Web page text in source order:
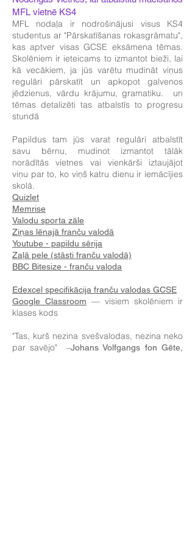
MFL vietnē KS4
MFL nodaļa ir nodrošinājusi visus KS4
studentus ar "Pārskatīšanas rokasgrāmatu",
kas aptver visas GCSE eksāmena tēmas.
Skolēniem ir ieteicams to izmantot bieži, lai
kā vecākiem, ja jūs varētu mudināt viņus
regulāri pārskatīt un apkopot galvenos
jēdzienus, vārdu krājumu, gramatiku. un
tēmas detalizēti tas atbalstīs to progresu
stundā
Papildus tam jūs varat regulāri atbalstīt
savu bērnu, mudinot izmantot tālāk
norādītās vietnes vai vienkārši iztaujājot
viņu par to, ko viņš katru dienu ir iemācījies
skolā.
Quizlet
Memrise
Valodu sporta zāle
Ziņas lēnajā franču valodā
Youtube - papildu sērija
Zaļā pele (stāsti franču valodā)
BBC Bitesize - franču valoda
Edexcel specifikācija franču valodas GCSE
Google Classroom — visiem skolēniem ir
klases kods
"Tas, kurš nezina svešvalodas, nezina neko
par savējo" –Johans Volfgangs fon Gēte,